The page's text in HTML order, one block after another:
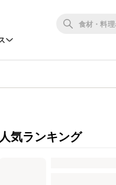
人気ランキング